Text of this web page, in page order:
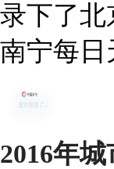
录下了北
南宁每日
2016年